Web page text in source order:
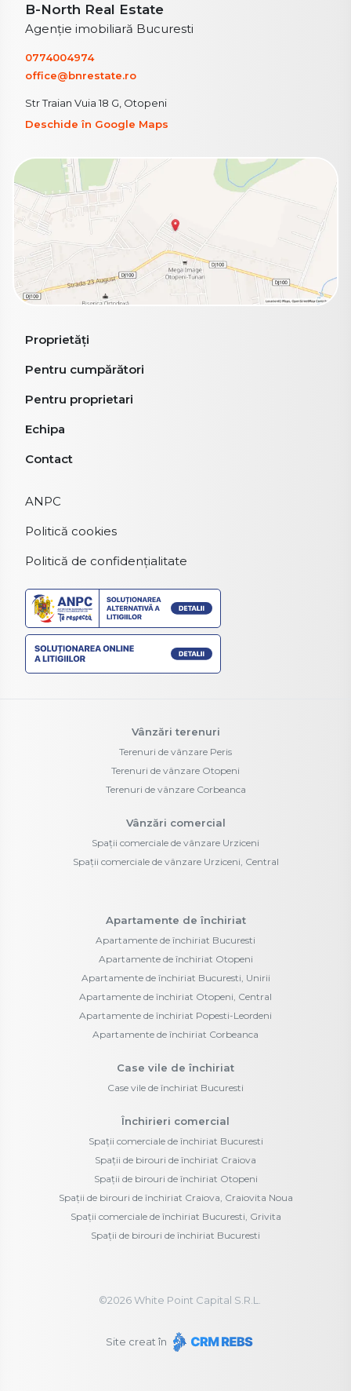
B-North Real Estate
Agenție imobiliară Bucuresti
0774004974
office@bnrestate.ro
Str Traian Vuia 18 G, Otopeni
Deschide în Google Maps
Proprietăți
Pentru cumpărători
Pentru proprietari
Echipa
Contact
ANPC
Politică cookies
Politică de confidențialitate
Vânzări terenuri
Terenuri de vânzare Peris
Terenuri de vânzare Otopeni
Terenuri de vânzare Corbeanca
Vânzări comercial
Spații comerciale de vânzare Urziceni
Spații comerciale de vânzare Urziceni, Central
Apartamente de închiriat
Apartamente de închiriat Bucuresti
Apartamente de închiriat Otopeni
Apartamente de închiriat Bucuresti, Unirii
Apartamente de închiriat Otopeni, Central
Apartamente de închiriat Popesti-Leordeni
Apartamente de închiriat Corbeanca
Case vile de închiriat
Case vile de închiriat Bucuresti
Închirieri comercial
Spații comerciale de închiriat Bucuresti
Spații de birouri de închiriat Craiova
Spații de birouri de închiriat Otopeni
Spații de birouri de închiriat Craiova, Craiovita Noua
Spații comerciale de închiriat Bucuresti, Grivita
Spații de birouri de închiriat Bucuresti
©2026White Point Capital S.R.L.
Site creat în